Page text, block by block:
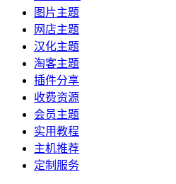
图片主题
网店主题
汉化主题
淘客主题
插件分享
收费资源
会员主题
实用教程
主机推荐
定制服务